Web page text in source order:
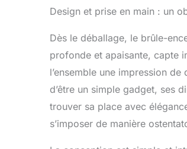
Design et prise en main : un
Dès le déballage, le brûle-
profonde et apaisante, capte
l’ensemble une impression
d’être un simple gadget, ses
trouver sa place avec
s’imposer de manière